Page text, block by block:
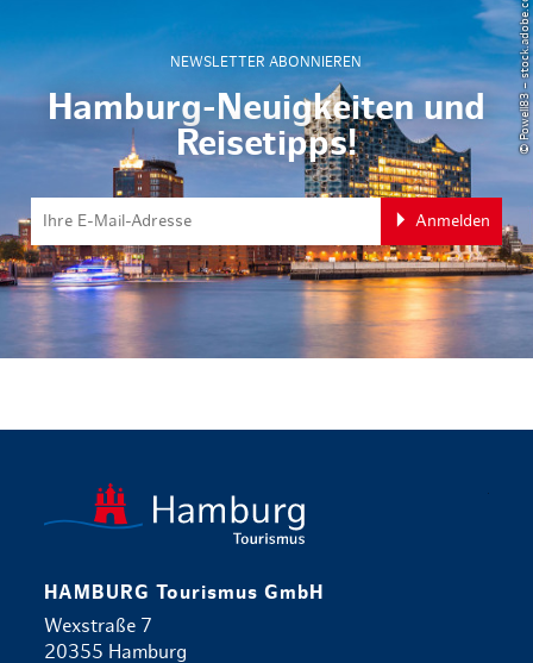
NEWSLETTER ABONNIEREN
Hamburg-Neuigkeiten und
Reisetipps!
Anmelden
© Powell83 – stock.adobe.com
HAMBURG Tourismus GmbH
Wexstraße 7
20355 Hamburg